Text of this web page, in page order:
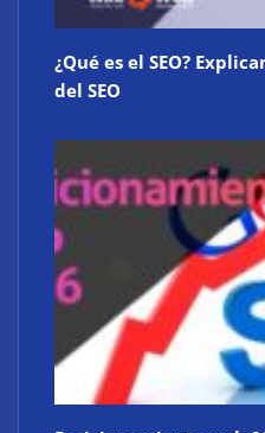
¿Qué es el SEO?
del SEO